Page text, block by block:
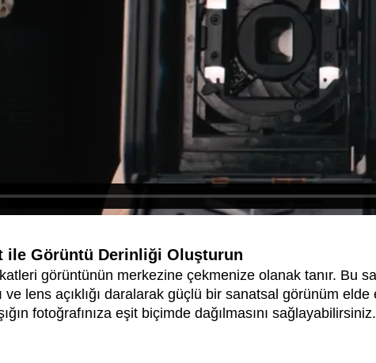
ile Görüntü Derinliği Oluşturun
görüntünün merkezine çekmenize olanak tanır. Bu
lens açıklığı daralarak güçlü bir sanatsal görünüm
fotoğrafınıza eşit biçimde dağılmasını sağlayabilirsiniz.